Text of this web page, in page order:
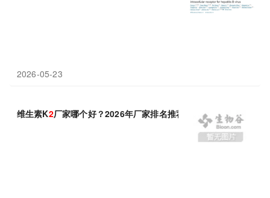
2026-05-23
维生素K2厂家哪个好？2026年厂家排名推荐榜揭晓，乐斯福诺斯